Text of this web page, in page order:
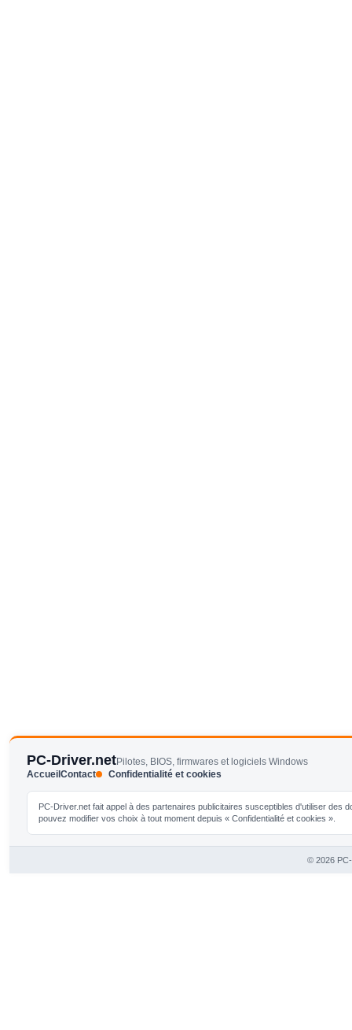
PC-Driver.netPilotes, BIOS, firmwares et logiciels Windows
AccueilContact Confidentialité et cookies
PC-Driver.net fait appel à des partenaires publicitaires susceptibles d'utiliser
pouvez modifier vos choix à tout moment depuis « Confidentialité et cookies ».
© 2026